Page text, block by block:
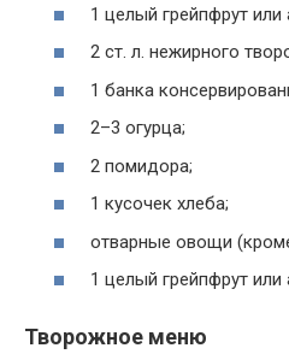
1 целый грейпфрут или
2 ст. л. нежирного
1 банка
2–3 огурца;
2 помидора;
1 кусочек хлеба;
отварные овощи
1 целый грейпфрут или
Творожное меню